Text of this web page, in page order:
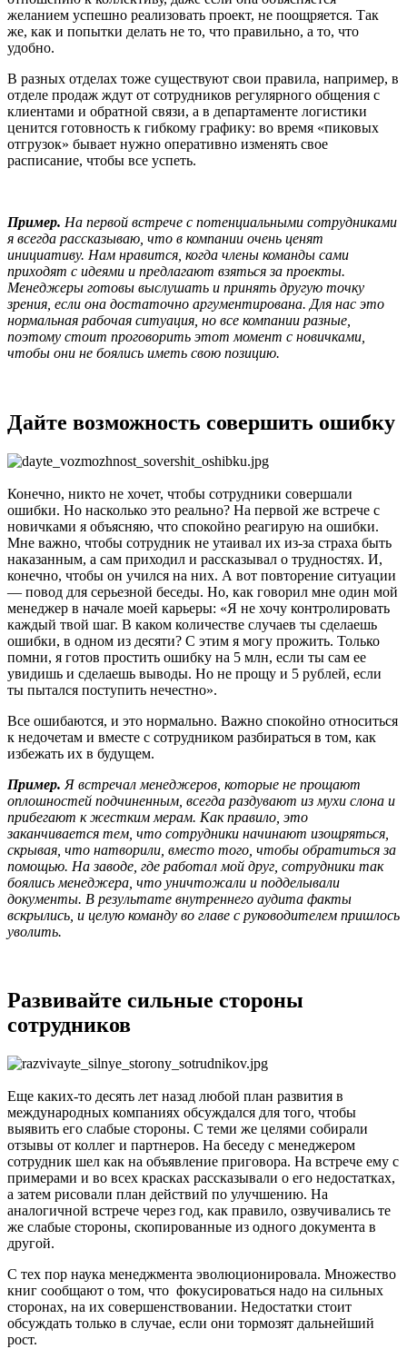
желанием успешно реализовать проект, не поощряется. Так
же, как и попытки делать не то, что правильно, а то, что
удобно.
В разных отделах тоже существуют свои правила, например, в
отделе продаж ждут от сотрудников регулярного общения с
клиентами и обратной связи, а в департаменте логистики
ценится готовность к гибкому графику: во время «пиковых
отгрузок» бывает нужно оперативно изменять свое
расписание, чтобы все успеть.
Пример. На первой встрече с потенциальными сотрудниками
я всегда рассказываю, что в компании очень ценят
инициативу. Нам нравится, когда члены команды сами
приходят с идеями и предлагают взяться за проекты.
Менеджеры готовы выслушать и принять другую точку
зрения, если она достаточно аргументирована. Для нас это
нормальная рабочая ситуация, но все компании разные,
поэтому стоит проговорить этот момент с новичками,
чтобы они не боялись иметь свою позицию.
Дайте возможность совершить ошибку
Конечно, никто не хочет, чтобы сотрудники совершали
ошибки. Но насколько это реально? На первой же встрече с
новичками я объясняю, что спокойно реагирую на ошибки.
Мне важно, чтобы сотрудник не утаивал их из-за страха быть
наказанным, а сам приходил и рассказывал о трудностях. И,
конечно, чтобы он учился на них. А вот повторение ситуации
— повод для серьезной беседы. Но, как говорил мне один мой
менеджер в начале моей карьеры: «Я не хочу контролировать
каждый твой шаг. В каком количестве случаев ты сделаешь
ошибки, в одном из десяти? С этим я могу прожить. Только
помни, я готов простить ошибку на 5 млн, если ты сам ее
увидишь и сделаешь выводы. Но не прощу и 5 рублей, если
ты пытался поступить нечестно».
Все ошибаются, и это нормально. Важно спокойно относиться
к недочетам и вместе с сотрудником разбираться в том, как
избежать их в будущем.
Пример. Я встречал менеджеров, которые не прощают
оплошностей подчиненным, всегда раздувают из мухи слона и
прибегают к жестким мерам. Как правило, это
заканчивается тем, что сотрудники начинают изощряться,
скрывая, что натворили, вместо того, чтобы обратиться за
помощью. На заводе, где работал мой друг, сотрудники так
боялись менеджера, что уничтожали и подделывали
документы. В результате внутреннего аудита факты
вскрылись, и целую команду во главе с руководителем пришлось
уволить.
Развивайте сильные стороны
сотрудников
Еще каких-то десять лет назад любой план развития в
международных компаниях обсуждался для того, чтобы
выявить его слабые стороны. С теми же целями собирали
отзывы от коллег и партнеров. На беседу с менеджером
сотрудник шел как на объявление приговора. На встрече ему с
примерами и во всех красках рассказывали о его недостатках,
а затем рисовали план действий по улучшению. На
аналогичной встрече через год, как правило, озвучивались те
же слабые стороны, скопированные из одного документа в
другой.
С тех пор наука менеджмента эволюционировала. Множество
книг сообщают о том, что фокусироваться надо на сильных
сторонах, на их совершенствовании. Недостатки стоит
обсуждать только в случае, если они тормозят дальнейший
рост.